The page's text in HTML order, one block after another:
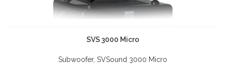
SVS 3000 Micro
Subwoofer, SVSound 3000 Micro